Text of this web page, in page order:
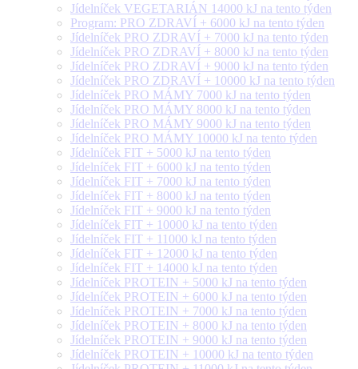
Jídelníček VEGETARIÁN 14000 kJ na tento týden
Program: PRO ZDRAVÍ + 6000 kJ na tento týden
Jídelníček PRO ZDRAVÍ + 7000 kJ na tento týden
Jídelníček PRO ZDRAVÍ + 8000 kJ na tento týden
Jídelníček PRO ZDRAVÍ + 9000 kJ na tento týden
Jídelníček PRO ZDRAVÍ + 10000 kJ na tento týden
Jídelníček PRO MÁMY 7000 kJ na tento týden
Jídelníček PRO MÁMY 8000 kJ na tento týden
Jídelníček PRO MÁMY 9000 kJ na tento týden
Jídelníček PRO MÁMY 10000 kJ na tento týden
Jídelníček FIT + 5000 kJ na tento týden
Jídelníček FIT + 6000 kJ na tento týden
Jídelníček FIT + 7000 kJ na tento týden
Jídelníček FIT + 8000 kJ na tento týden
Jídelníček FIT + 9000 kJ na tento týden
Jídelníček FIT + 10000 kJ na tento týden
Jídelníček FIT + 11000 kJ na tento týden
Jídelníček FIT + 12000 kJ na tento týden
Jídelníček FIT + 14000 kJ na tento týden
Jídelníček PROTEIN + 5000 kJ na tento týden
Jídelníček PROTEIN + 6000 kJ na tento týden
Jídelníček PROTEIN + 7000 kJ na tento týden
Jídelníček PROTEIN + 8000 kJ na tento týden
Jídelníček PROTEIN + 9000 kJ na tento týden
Jídelníček PROTEIN + 10000 kJ na tento týden